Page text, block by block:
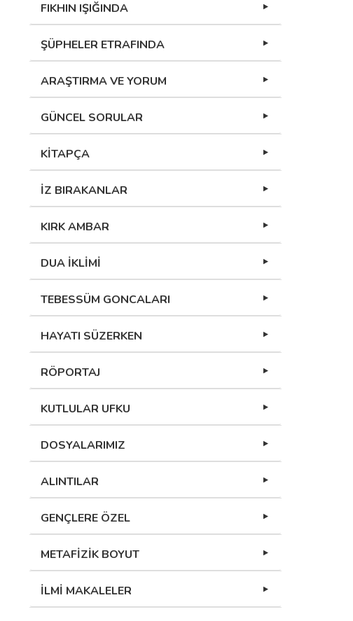
FIKHIN IŞIĞINDA
ŞÜPHELER ETRAFINDA
ARAŞTIRMA VE YORUM
GÜNCEL SORULAR
KİTAPÇA
İZ BIRAKANLAR
KIRK AMBAR
DUA İKLİMİ
TEBESSÜM GONCALARI
HAYATI SÜZERKEN
RÖPORTAJ
KUTLULAR UFKU
DOSYALARIMIZ
ALINTILAR
GENÇLERE ÖZEL
METAFİZİK BOYUT
İLMİ MAKALELER